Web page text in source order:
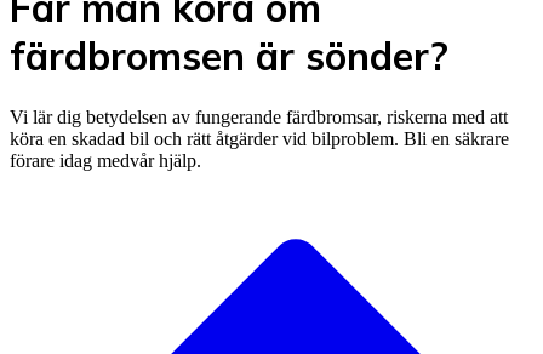
färdbromsen är sönder?
Vi lär dig betydelsen av fungerande färdbromsar, riskerna med att
köra en skadad bil och rätt åtgärder vid bilproblem. Bli en säkrare
förare idag medvår hjälp.